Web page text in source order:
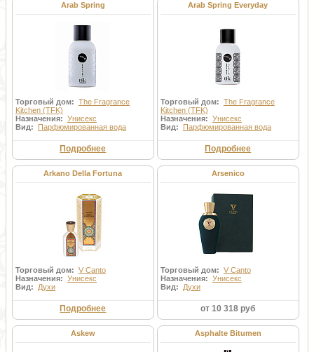
Arab Spring
Торговый дом: The Fragrance
Kitchen (TFK)
Назначения: Унисекс
Вид: Парфюмированная вода
Подробнее
Arab Spring Everyday
Торговый дом: The Fragrance
Kitchen (TFK)
Назначения: Унисекс
Вид: Парфюмированная вода
Подробнее
Arkano Della Fortuna
Торговый дом: V Canto
Назначения: Унисекс
Вид: Духи
Подробнее
Arsenico
Торговый дом: V Canto
Назначения: Унисекс
Вид: Духи
от 10 318 руб
Askew Asphalte Bitumen